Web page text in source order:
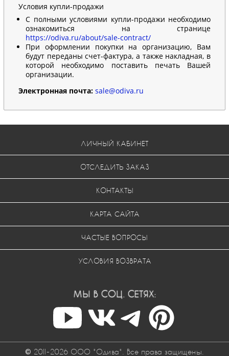
Условия купли-продажи
С полными условиями купли-продажи необходимо
ознакомиться на странице
https://odiva.ru/about/sale-contract/
При оформлении покупки на организацию, Вам
будут переданы счет-фактура, а также накладная, в
которой необходимо поставить печать Вашей
организации.
Электронная почта: sale@odiva.ru
ЛИЧНЫЙ КАБИНЕТ
ОТСЛЕДИТЬ ЗАКАЗ
КОНТАКТЫ
КАРТА САЙТА
ЧАСТЫЕ ВОПРОСЫ
УСЛОВИЯ ВОЗВРАТА
МЫ В СОЦ. СЕТЯХ:
© 2011-2026 ООО "Одива". Все права защищены.